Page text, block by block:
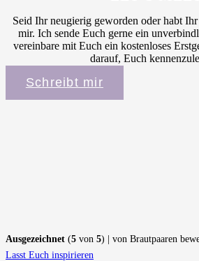
Seid Ihr neugierig geworden oder habt
mir. Ich sende Euch gerne ein
vereinbare mit Euch ein kostenloses
darauf, Euch
Schreibt mir
Ausgezeichnet (5 von 5) | von Brautpaaren
Lasst Euch inspirieren